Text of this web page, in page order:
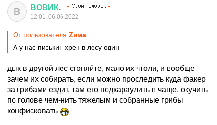
В ВОВИК.
12:01, 06.06.2022
От пользователя Zима
А у нас писькин хрен в лесу один
дык в другой лес сгоняйте, мало их чтоли, и вообще
зачем их собирать, если можно проследить куда факер
за грибами ездит, там его подкараулить в чаще, окучить
по голове чем-нить тяжелым и собранные грибы
конфисковать